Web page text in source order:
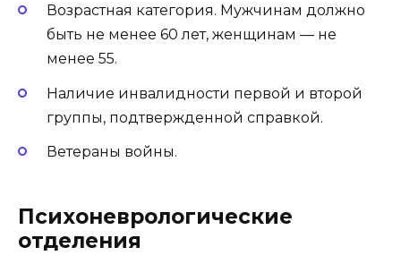
Возрастная категория. Мужчинам должно
быть не менее 60 лет, женщинам — не
менее 55.
Наличие инвалидности первой и второй
группы, подтвержденной справкой.
Ветераны войны.
Психоневрологические
отделения